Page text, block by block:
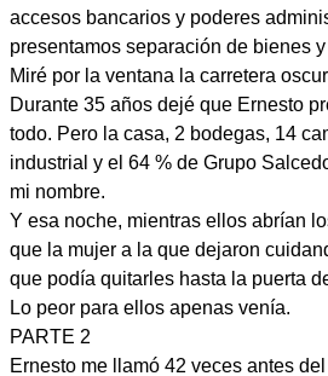
accesos bancarios y poderes
presentamos separación de bienes y
Miré por la ventana la carretera
Durante 35 años dejé que Ernesto
todo. Pero la casa, 2 bodegas, 14
industrial y el 64 % de Grupo
mi nombre.
Y esa noche, mientras ellos abrían
que la mujer a la que dejaron
que podía quitarles hasta la puerta
Lo peor para ellos apenas venía.
PARTE 2
Ernesto me llamó 42 veces antes